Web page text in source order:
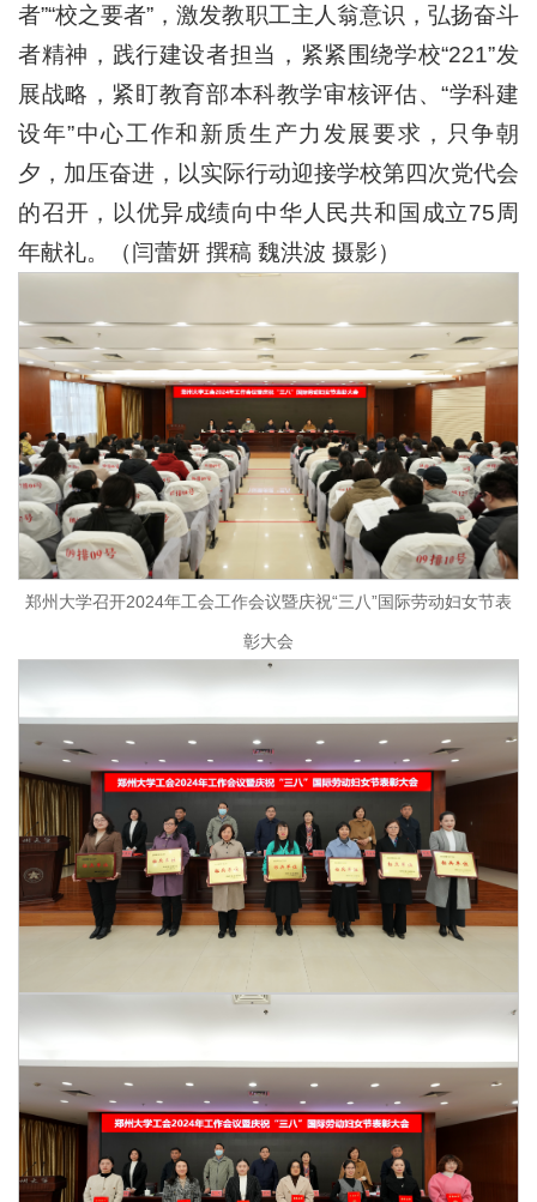
者”“校之要者”，激发教职工主人翁意识，弘扬奋斗
者精神，践行建设者担当，紧紧围绕学校“221”发
展战略，紧盯教育部本科教学审核评估、“学科建
设年”中心工作和新质生产力发展要求，只争朝
夕，加压奋进，以实际行动迎接学校第四次党代会
的召开，以优异成绩向中华人民共和国成立75周
年献礼。（闫蕾妍 撰稿 魏洪波 摄影）
郑州大学召开2024年工会工作会议暨庆祝“三八”国际劳动妇女节表
彰大会